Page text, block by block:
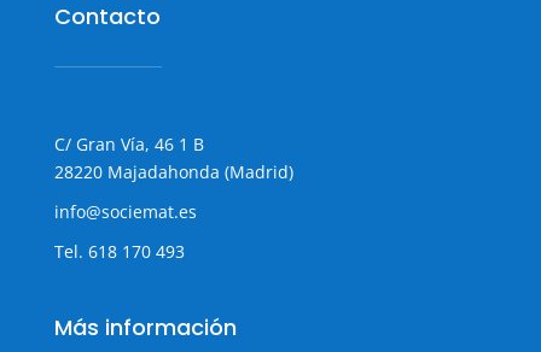
Contacto
C/ Gran Vía, 46 1 B
28220 Majadahonda (Madrid)
info@sociemat.es
Tel. 618 170 493
Más información